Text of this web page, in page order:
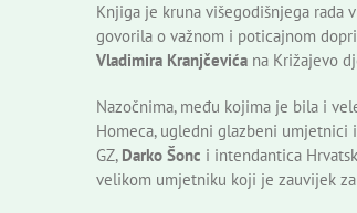
Knjiga je kruna višegodišnjega rada
govorila o važnom i poticajnom
Vladimira Kranjčevića na Križajevo
Nazočnima, među kojima je bila i
Homeca, ugledni glazbeni umjetnici
GZ, Darko Šonc i intendantica
velikom umjetniku koji je zauvijek